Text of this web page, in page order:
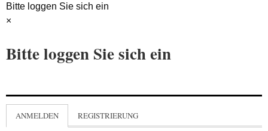
Bitte loggen Sie sich ein
×
Bitte loggen Sie sich ein
ANMELDEN REGISTRIERUNG